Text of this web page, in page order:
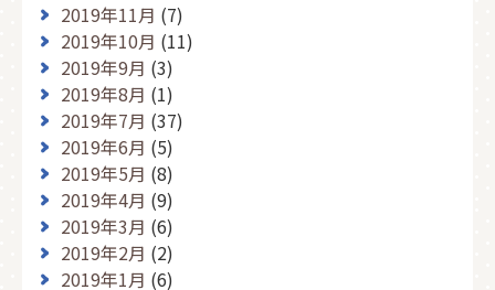
2019年11月 (7)
2019年10月 (11)
2019年9月 (3)
2019年8月 (1)
2019年7月 (37)
2019年6月 (5)
2019年5月 (8)
2019年4月 (9)
2019年3月 (6)
2019年2月 (2)
2019年1月 (6)